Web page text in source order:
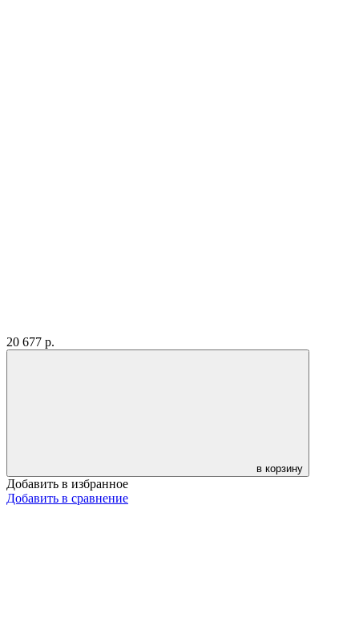
20 677 р.
в корзину
Добавить в избранное
Добавить в сравнение